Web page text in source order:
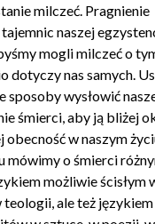
milczeć. Pragnienie
naszej
mogli milczeć o
dotyczy nas samych.
sposoby wysłowić
śmierci, aby ją bliżej
obecność w naszym
mówimy o śmierci
możliwie ścisłym
ale też językiem